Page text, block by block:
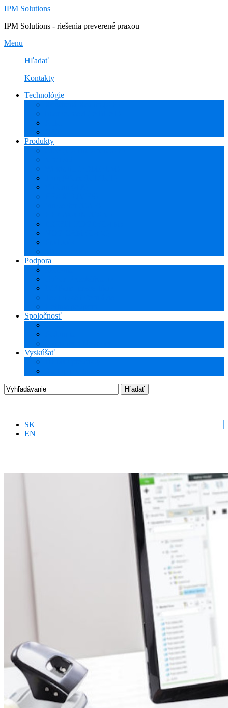
IPM Solutions
IPM Solutions - riešenia preverené praxou
Menu
Hľadať
Kontakty
Technológie
Produkty
Podpora
Spoločnosť
Vyskúšať
SK
EN